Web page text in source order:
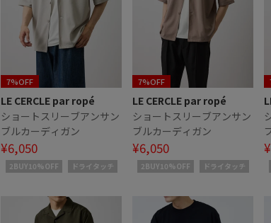
7%OFF
LE CERCLE par ropé
ショートスリーブアンサン
ブルカーディガン
¥6,050
2BUY10%OFF ドライタッチ
7%OFF
LE CERCLE par ropé
ショートスリーブアンサン
ブルカーディガン
¥6,050
2BUY10%OFF ドライタッチ